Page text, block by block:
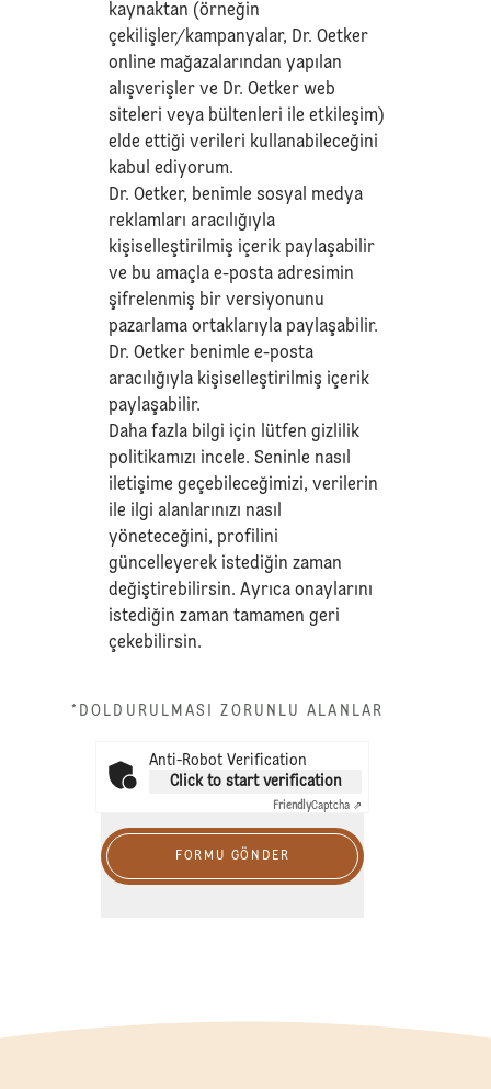
kaynaktan (örneğin
çekilişler/kampanyalar, Dr. Oetker
online mağazalarından yapılan
alışverişler ve Dr. Oetker web
siteleri veya bültenleri ile etkileşim)
elde ettiği verileri kullanabileceğini
kabul ediyorum.
Dr. Oetker, benimle sosyal medya
reklamları aracılığıyla
kişiselleştirilmiş içerik paylaşabilir
ve bu amaçla e-posta adresimin
şifrelenmiş bir versiyonunu
pazarlama ortaklarıyla paylaşabilir.
Dr. Oetker benimle e-posta
aracılığıyla kişiselleştirilmiş içerik
paylaşabilir.
Daha fazla bilgi için lütfengizlilik
politikamızı incele. Seninle nasıl
iletişime geçebileceğimizi, verilerin
ile ilgi alanlarınızı nasıl
yöneteceğini, profilini
güncelleyerek istediğin zaman
değiştirebilirsin. Ayrıca onaylarını
istediğin zaman tamamen geri
çekebilirsin.
*DOLDURULMASI ZORUNLU ALANLAR
Anti-Robot Verification
Click to start verification
FriendlyCaptcha ⇗
FORMU GÖNDER